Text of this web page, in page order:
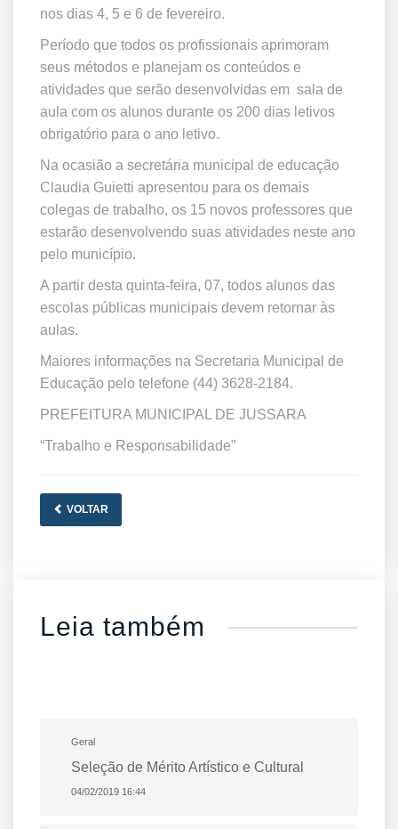
nos dias 4, 5 e 6 de fevereiro.
Período que todos os profissionais aprimoram
seus métodos e planejam os conteúdos e
atividades que serão desenvolvidas em sala de
aula com os alunos durante os 200 dias letivos
obrigatório para o ano letivo.
Na ocasião a secretária municipal de educação
Claudia Guietti apresentou para os demais
colegas de trabalho, os 15 novos professores que
estarão desenvolvendo suas atividades neste ano
pelo município.
A partir desta quinta-feira, 07, todos alunos das
escolas públicas municipais devem retornar às
aulas.
Maiores informações na Secretaria Municipal de
Educação pelo telefone (44) 3628-2184.
PREFEITURA MUNICIPAL DE JUSSARA
“Trabalho e Responsabilidade”
VOLTAR
Leia também
Geral
Seleção de Mérito Artístico e Cultural
04/02/2019 16:44